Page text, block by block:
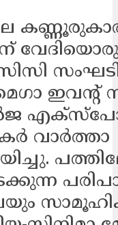
ഇവന്റ്
വാര്‍ത്താ